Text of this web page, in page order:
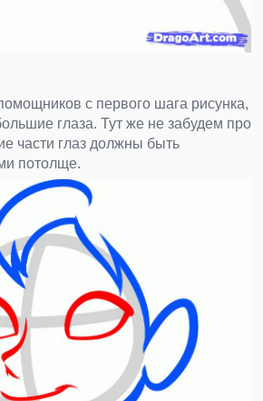
с первого шага рисунка,
глаза. Тут же не забудем про
части глаз должны быть
потолще.